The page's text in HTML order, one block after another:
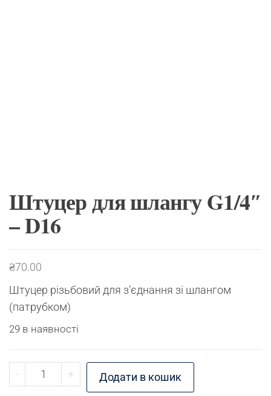
Штуцер для шлангу G1/4″
– D16
₴70.00
Штуцер різьбовий для з’єднання зі шлангом
(патрубком)
29 в наявності
- Штуцер для шлангу G1/4" - D16 кількість
+ Додати в кошик